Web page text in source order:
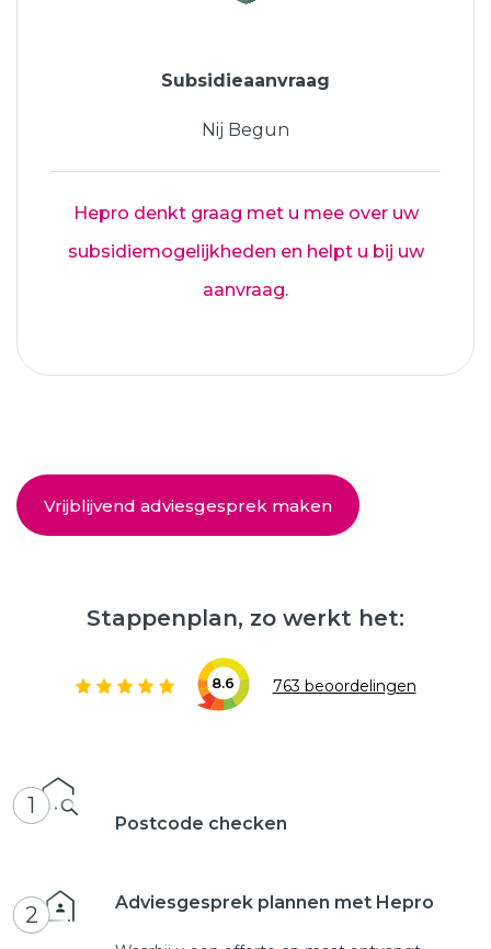
Subsidieaanvraag
Nij Begun
Hepro denkt graag met u mee over uw
subsidiemogelijkheden en helpt u bij uw
aanvraag.
Vrijblijvend adviesgesprek maken
Stappenplan, zo werkt het:
8.6 763 beoordelingen
1
Postcode checken
2 Adviesgesprek plannen met Hepro